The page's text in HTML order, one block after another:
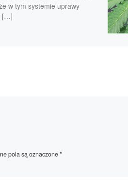
w tym systemie uprawy
[…]
pola są oznaczone*